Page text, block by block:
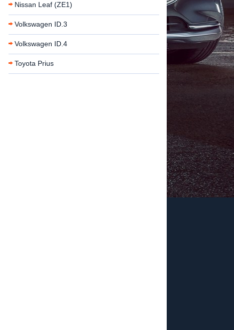
Nissan Leaf (ZE1)
Volkswagen ID.3
Volkswagen ID.4
Toyota Prius